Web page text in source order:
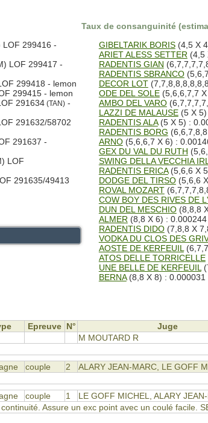
LOF 299416 -
LOF 299417 -
299418 - lemon
299415 - lemon
291634 (TAN) -
291632/58702
291637 -
LOF
291635/49413
Taux de consanguinité
GIBELTARIK BORIS(4,5 X
ARIET ALESS SETTER (4,5
RADENTIS GIAN
RADENTIS SBRANCO
DECOR LOT
ODE DEL SOLE(5,6,6,7,7 X
AMBO DEL VARO
LAZZI DE MALAUSE(5 X 5)
RADENTIS ALA(5 X 5) :
RADENTIS BORG
ARNO(5,6,6,7 X 6) :
GEX DU VAL DU RUTH
SWING DELLA VECCHIA
RADENTIS ERICA(5,6,6 X
DODGE DEL TIRSO(5,6,6
ROVAL MOZART
COW BOY DES RIVES DE
DUN DEL MESCHIO(8,8,8
ALMER (8,8 X 6) : 0.000244
RADENTIS DIDO(7,8,8 X
VODKA DU CLOS DES
AOSTE DE KERFEUIL
ATOS DELLE TORRICELLE
UNE BELLE DE KERFEUIL
BERNA(8,8 X 8) : 0.000031
Epreuve N° Juge
M MOUTARD R
couple 2 ALARY JEAN-MARC, LE GOFF
couple 1 LE GOFF MICHEL, ALARY
Assure un exc point avec un coulé facile.